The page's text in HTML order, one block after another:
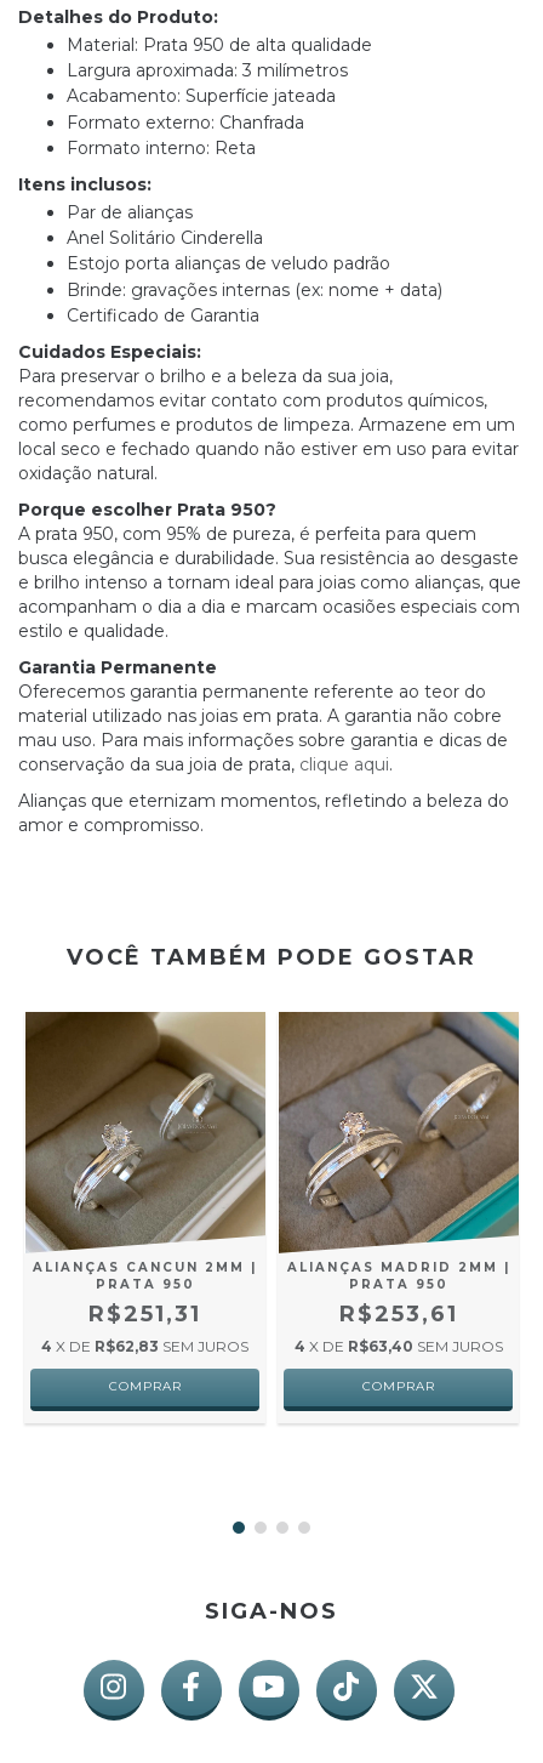
Detalhes do Produto:
Material: Prata 950 de alta qualidade
Largura aproximada: 3 milímetros
Acabamento: Superfície jateada
Formato externo: Chanfrada
Formato interno: Reta
Itens inclusos:
Par de alianças
Anel Solitário Cinderella
Estojo porta alianças de veludo padrão
Brinde: gravações internas (ex: nome + data)
Certificado de Garantia
Cuidados Especiais:
Para preservar o brilho e a beleza da sua joia,
recomendamos evitar contato com produtos químicos,
como perfumes e produtos de limpeza. Armazene em um
local seco e fechado quando não estiver em uso para evitar
oxidação natural.
Porque escolher Prata 950?
A prata 950, com 95% de pureza, é perfeita para quem
busca elegância e durabilidade. Sua resistência ao desgaste
e brilho intenso a tornam ideal para joias como alianças, que
acompanham o dia a dia e marcam ocasiões especiais com
estilo e qualidade.
Garantia Permanente
Oferecemos garantia permanente referente ao teor do
material utilizado nas joias em prata. A garantia não cobre
mau uso. Para mais informações sobre garantia e dicas de
conservação da sua joia de prata, clique aqui.
Alianças que eternizam momentos, refletindo a beleza do
amor e compromisso.
VOCÊ TAMBÉM PODE GOSTAR
ALIANÇAS CANCUN 2MM |
PRATA 950
R$251,31
4 X DE R$62,83 SEM JUROS
ALIANÇAS MADRID 2MM |
PRATA 950
R$253,61
4 X DE R$63,40 SEM JUROS
SIGA-NOS